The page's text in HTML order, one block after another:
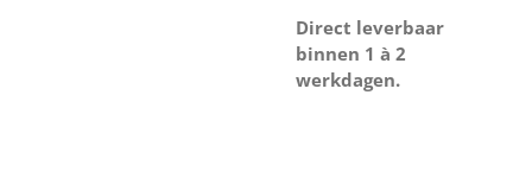
Direct leverbaar
binnen 1 à 2
werkdagen.